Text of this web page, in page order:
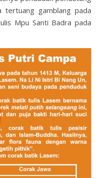
tertuang gamblang pada
Mpu Santi Badra pada